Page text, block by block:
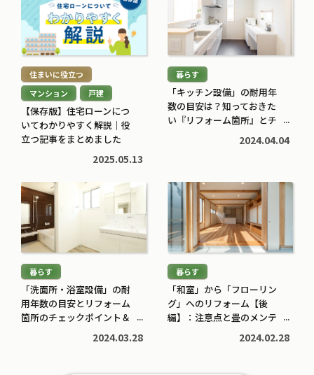
き
を
読
む
> 住まいに役立つ
マンション
戸建
【保存版】住宅ローンにつ
いてわかりやすく解説｜役
立つ記事をまとめました
2025.05.13
を
む
> 暮らす
「キッチン設備」の耐用年
数の目安は？知っておきた
い『リフォーム箇所』とチ
2024.04.04
続
き
を
読
む
> 暮らす
「洗面所・浴室設備」の耐
用年数の目安とリフォーム
箇所のチェックポイント＆
リフォーム業者選びのコツ
2024.03.28
続
き
を
読
む
> 暮らす
「和室」から「フローリン
グ」へのリフォーム【後
編】：注意点と畳のメンテ
ナンス時期目安は？2024.02.28